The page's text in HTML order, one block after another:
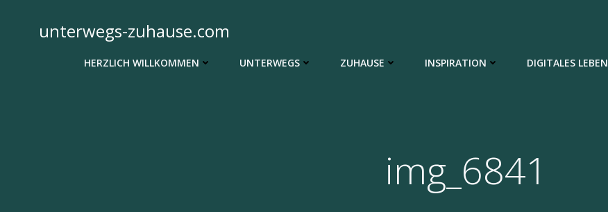
springenunterwegs-zuhause.com
HERZLICH WILLKOMMEN UNTERWEGS ZUHAUSE INSPIRATION DIGITALES LEBEN
img_6841